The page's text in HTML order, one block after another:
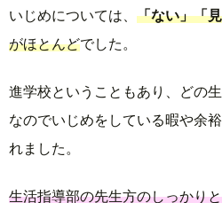
いじめについては、 「ない」「
がほとんどでした。
進学校ということもあり、どの
なのでいじめをしている暇や余
れました。
生活指導部の先生方のしっかり